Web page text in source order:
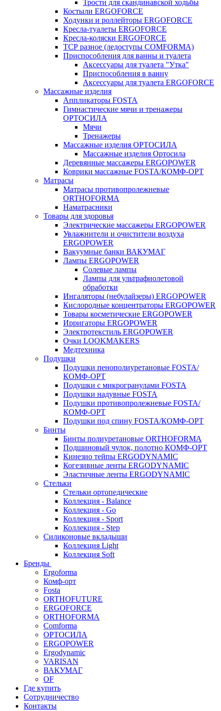
Трости для скандинавской ходьбы
Костыли ERGOFORCE
Ходунки и роллейторы ERGOFORCE
Кресла-туалеты ERGOFORCE
Кресла-коляски ERGOFORCE
ТСР разное (ледоступы COMFORMA)
Приспособления для ванны и туалета
Аксессуары для туалета "Утка"
Приспособления в ванну
Аксессуары для туалета ERGOFORCE
Массажные изделия
Аппликаторы FOSTA
Гимнастические мячи и тренажеры
ОРТОСИЛА
Мячи
Тренажеры
Массажные изделия ОРТОСИЛА
Массажные изделия Ортосила
Деревянные массажеры ERGOPOWER
Коврики массажные FOSTA/КОМФ-ОРТ
Матрасы
Матрасы противопролежневые
ORTHOFORMA
Наматрасники
Товары для здоровья
Электрические массажеры ERGOPOWER
Увлажнители и очистители воздуха
ERGOPOWER
Вакуумные банки ВАКУМАГ
Лампы ERGOPOWER
Солевые лампы
Лампы для ультрафиолетовой
обработки
Ингаляторы (небулайзеры) ERGOPOWER
Кислородные концентраторы ERGOPOWER
Товары косметические ERGOPOWER
Ирригаторы ERGOPOWER
Электротекстиль ERGOPOWER
Очки LOOKMAKERS
Медтехника
Подушки
Подушки пенополиуретановые FOSTA/
КОМФ-ОРТ
Подушки с микрогранулами FOSTA
Подушки надувные FOSTA
Подушки противопролежневые FOSTA/
КОМФ-ОРТ
Подушки под спину FOSTA/КОМФ-ОРТ
Бинты
Бинты полиуретановые ORTHOFORMA
Подшиновый чулок, полотно КОМФ-ОРТ
Кинезио тейпы ERGODYNAMIC
Когезивные ленты ERGODYNAMIC
Эластичные ленты ERGODYNAMIC
Стельки
Стельки ортопедические
Коллекция - Balance
Коллекция - Go
Коллекция - Sport
Коллекция - Step
Силиконовые вкладыши
Коллекция Light
Коллекция Soft
Бренды
Ergoforma
Комф-орт
Fosta
ORTHOFUTURE
ERGOFORCE
ORTHOFORMA
Comforma
ОРТОСИЛА
ERGOPOWER
Ergodynamic
VARISAN
ВАКУМАГ
OF
Где купить
Сотрудничество
Контакты